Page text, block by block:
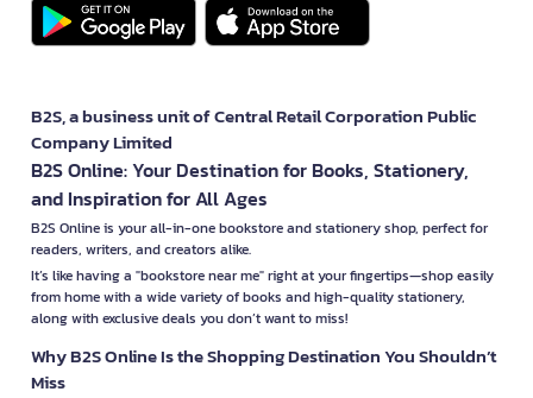
B2S, a business unit of Central Retail Corporation Public
Company Limited
B2S Online: Your Destination for Books, Stationery,
and Inspiration for All Ages
B2S Online is your all-in-one bookstore and stationery shop, perfect for
readers, writers, and creators alike.
It’s like having a "bookstore near me" right at your fingertips—shop easily
from home with a wide variety of books and high-quality stationery,
along with exclusive deals you don’t want to miss!
Why B2S Online Is the Shopping Destination You Shouldn’t
Miss